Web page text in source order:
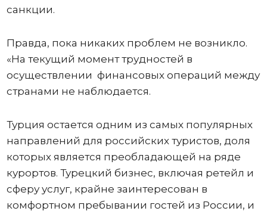
санкции.
Правда, пока никаких проблем не возникло.
«На текущий момент трудностей в
осуществлении финансовых операций между
странами не наблюдается.
Турция остается одним из самых популярных
направлений для российских туристов, доля
которых является преобладающей на ряде
курортов. Турецкий бизнес, включая ретейл и
сферу услуг, крайне заинтересован в
комфортном пребывании гостей из России, и